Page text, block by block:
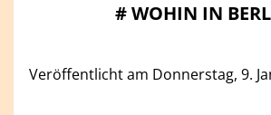
#WOHIN IN
Veröffentlicht am Donnerstag, 9.